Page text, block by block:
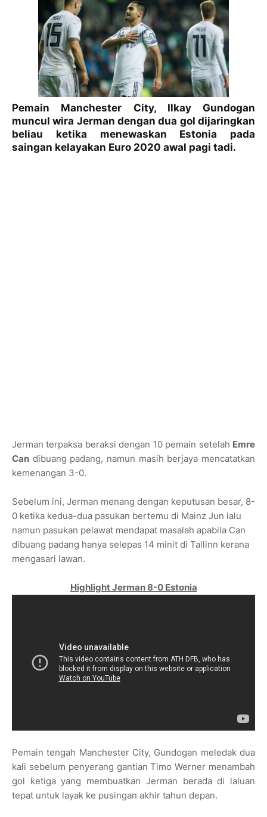
Pemain Manchester City, Ilkay Gundogan
muncul wira Jerman dengan dua gol dijaringkan
beliau ketika menewaskan Estonia pada
saingan kelayakan Euro 2020 awal pagi tadi.
Jerman terpaksa beraksi dengan 10 pemain setelah Emre
Can dibuang padang, namun masih berjaya mencatatkan
kemenangan 3-0.
Sebelum ini, Jerman menang dengan keputusan besar, 8-
0 ketika kedua-dua pasukan bertemu di Mainz Jun lalu
namun pasukan pelawat mendapat masalah apabila Can
dibuang padang hanya selepas 14 minit di Tallinn kerana
mengasari lawan.
Highlight Jerman 8-0 Estonia
Pemain tengah Manchester City, Gundogan meledak dua
kali sebelum penyerang gantian Timo Werner menambah
gol ketiga yang membuatkan Jerman berada di laluan
tepat untuk layak ke pusingan akhir tahun depan.